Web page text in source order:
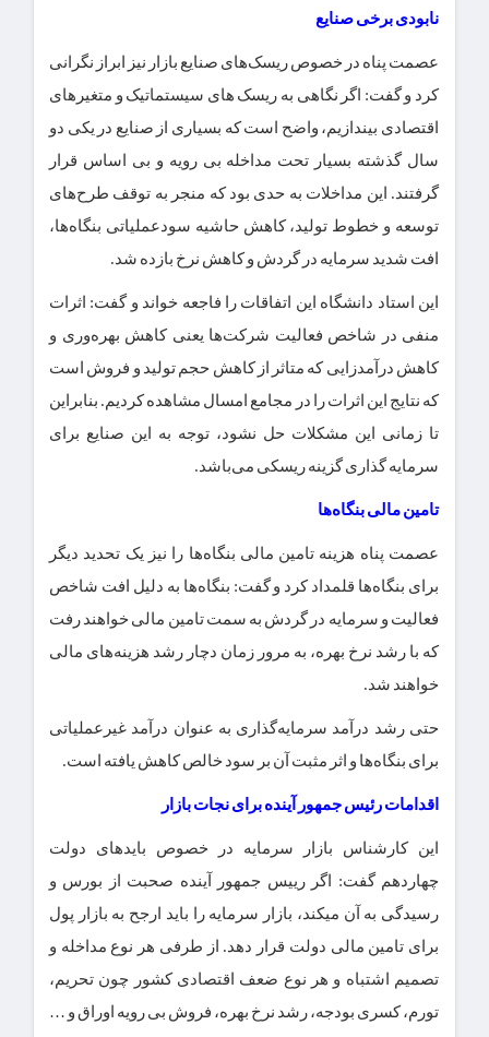
نابودی برخی صنایع
عصمت پناه در خصوص ریسک‌های صنایع بازار نیز ابراز نگرانی
کرد و گفت: اگر نگاهی به ریسک های سیستماتیک و متغیرهای
اقتصادی بیندازیم، واضح است که بسیاری از صنایع در یکی دو
سال گذشته بسیار تحت مداخله بی رویه و بی اساس قرار
گرفتند. این مداخلات به حدی بود که منجر به توقف طرح‌های
توسعه و خطوط تولید، کاهش حاشیه سودعملیاتی بنگاه‌ها،
افت شدید سرمایه در گردش و کاهش نرخ بازده شد.
این استاد دانشگاه این اتفاقات را فاجعه خواند و گفت: اثرات
منفی در شاخص فعالیت شرکت‌ها یعنی کاهش بهره‌وری و
کاهش درآمدزایی که متاثر از کاهش حجم تولید و فروش است
که نتایج این اثرات را در مجامع امسال مشاهده کردیم. بنابراین
تا زمانی این مشکلات حل نشود، توجه به این صنایع برای
سرمایه گذاری گزینه ریسکی می‌باشد.
تامین مالی بنگاه‌ها
عصمت پناه هزینه تامین مالی بنگاه‌ها را نیز یک تحدید دیگر
برای بنگاه‌ها قلمداد کرد و گفت: بنگاه‌ها به دلیل افت شاخص
فعالیت و سرمایه در گردش به سمت تامین مالی خواهند رفت
که با رشد نرخ بهره، به مرور زمان دچار رشد هزینه‌های مالی
خواهند شد.
حتی رشد درآمد سرمایه‌گذاری به عنوان درآمد غیرعملیاتی
برای بنگاه‌ها و اثر مثبت آن بر سود خالص کاهش یافته است.
اقدامات رئیس جمهور آینده برای نجات بازار
این کارشناس بازار سرمایه در خصوص بایدهای دولت
چهاردهم گفت: اگر رییس جمهور آینده صحبت از بورس و
رسیدگی به آن میکند، بازار سرمایه را باید ارجح به بازار پول
برای تامین مالی دولت قرار دهد. از طرفی هر نوع مداخله و
تصمیم اشتباه و هر نوع ضعف اقتصادی کشور چون تحریم،
تورم، کسری بودجه، رشد نرخ بهره، فروش بی رویه اوراق و …